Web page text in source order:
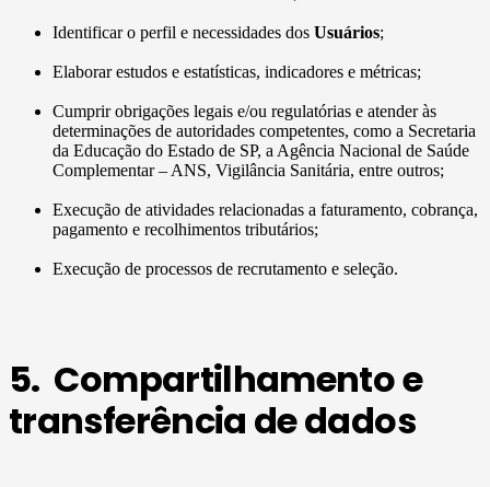
Identificar o perfil e necessidades dos Usuários;
Elaborar estudos e estatísticas, indicadores e métricas;
Cumprir obrigações legais e/ou regulatórias e atender às
determinações de autoridades competentes, como a Secretaria
da Educação do Estado de SP, a Agência Nacional de Saúde
Complementar – ANS, Vigilância Sanitária, entre outros;
Execução de atividades relacionadas a faturamento, cobrança,
pagamento e recolhimentos tributários;
Execução de processos de recrutamento e seleção.
5. Compartilhamento e
transferência de dados